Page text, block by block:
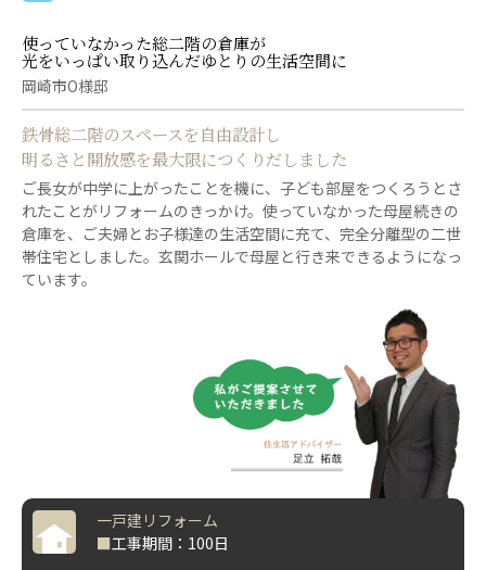
使っていなかった総二階の倉庫が
光をいっぱい取り込んだゆとりの生活空間に
岡崎市O様邸
鉄骨総二階のスペースを自由設計し
明るさと開放感を最大限につくりだしました
ご長女が中学に上がったことを機に、子ども部屋をつくろうとさ
れたことがリフォームのきっかけ。使っていなかった母屋続きの
倉庫を、ご夫婦とお子様達の生活空間に充て、完全分離型の二世
帯住宅としました。玄関ホールで母屋と行き来できるようになっ
ています。
一戸建リフォーム
■工事期間：100日